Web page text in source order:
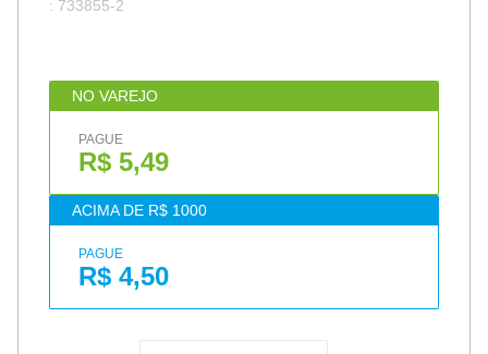
: 733855-2
NO VAREJO
PAGUE
R$ 5,49
ACIMA DE R$ 1000
PAGUE
R$ 4,50